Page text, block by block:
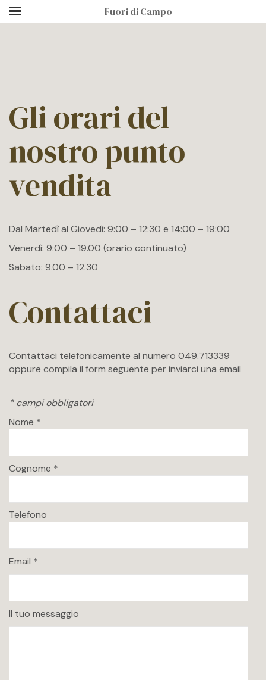
Fuori di Campo
Gli orari del
nostro punto
vendita
Dal Martedì al Giovedì: 9:00 – 12:30 e 14:00 – 19:00
Venerdì: 9:00 – 19.00 (orario continuato)
Sabato: 9.00 – 12.30
Contattaci
Contattaci telefonicamente al numero 049.713339
oppure compila il form seguente per inviarci una email
* campi obbligatori
Nome *
Cognome *
Telefono
Email *
Il tuo messaggio